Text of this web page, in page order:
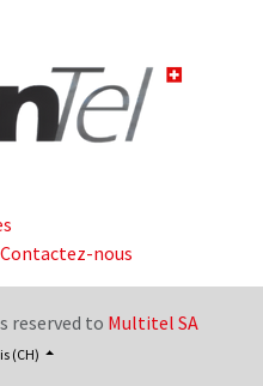
Contactez-nous
reserved to Multitel SA
(CH)